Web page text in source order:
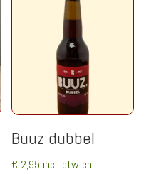
Buuz dubbel
€ 2,95 incl. btw en